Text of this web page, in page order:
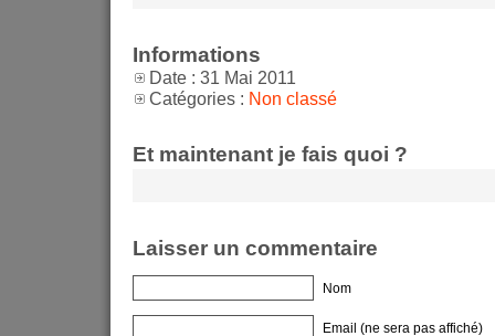
Informations
Date : 31 Mai 2011
Catégories : Non classé
Et maintenant je fais quoi ?
Laisser un commentaire
Nom
Email (ne sera pas affiché)